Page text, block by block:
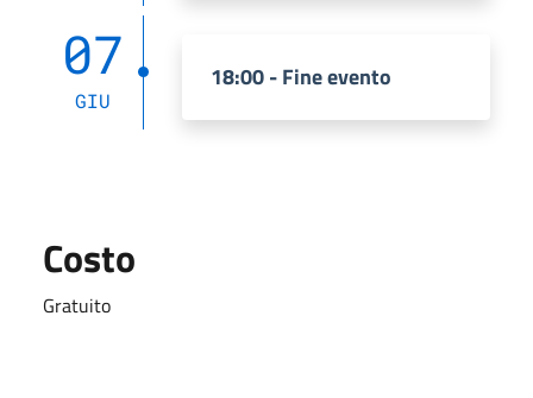
07
GIU
18:00 - Fine evento
Costo
Gratuito